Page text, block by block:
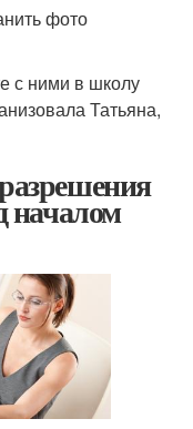
фото
с ними в школу
Татьяна,
началом